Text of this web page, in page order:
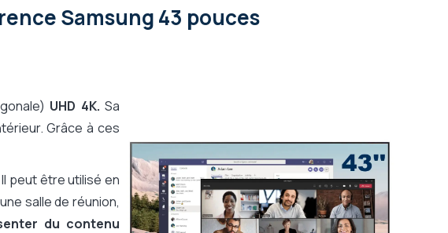
Samsung 43 pouces
UHD 4K. Sa
Grâce à ces
Il peut être utilisé en
salle de réunion,
du contenu